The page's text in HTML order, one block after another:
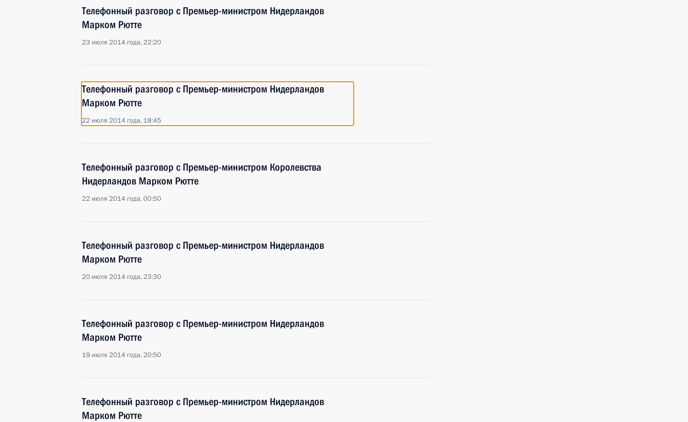
Телефонный разговор с Премьер-министром Нидерландов
Марком Рютте
23 июля 2014 года, 22:20
Телефонный разговор с Премьер-министром Нидерландов
Марком Рютте
22 июля 2014 года, 18:45
Телефонный разговор с Премьер-министром Королевства
Нидерландов Марком Рютте
22 июля 2014 года, 00:50
Телефонный разговор с Премьер-министром Нидерландов
Марком Рютте
20 июля 2014 года, 23:30
Телефонный разговор с Премьер-министром Нидерландов
Марком Рютте
19 июля 2014 года, 20:50
Телефонный разговор с Премьер-министром Нидерландов
Марком Рютте